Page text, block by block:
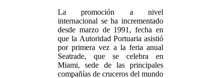
La promoción a nivel
internacional se ha incrementado
desde marzo de 1991, fecha en
que la Autoridad Portuaria asistió
por primera vez a la feria anual
Seatrade, que se celebra en
Miami, sede de las principales
compañías de cruceros del mundo